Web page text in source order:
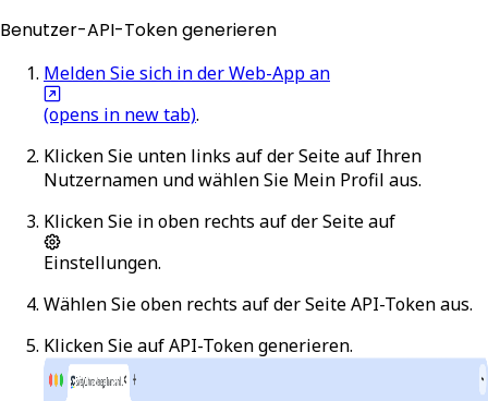
Benutzer-API-Token generieren
Melden Sie sich in der Web-App an
(opens in new tab).
Klicken Sie unten links auf der Seite auf Ihren
Nutzernamen und wählen Sie Mein Profil aus.
Klicken Sie in oben rechts auf der Seite auf
Einstellungen.
Wählen Sie oben rechts auf der SeiteAPI-Tokenaus.
Klicken Sie aufAPI-Token generieren.